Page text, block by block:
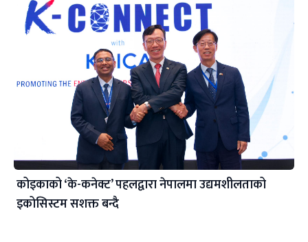
कोइकाको ‘के-कनेक्ट’ पहलद्वारा नेपालमा उद्यमशीलताको
इकोसिस्टम सशक्त बन्दै